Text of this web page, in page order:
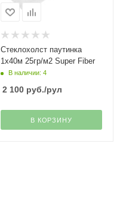
Стеклохолст паутинка
1х40м 25гр/м2 Super Fiber
В наличии: 4
2 100руб./рул
В КОРЗИНУ